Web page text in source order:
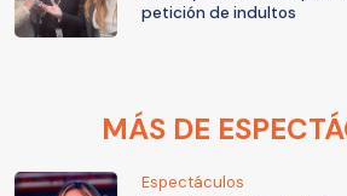
petición de indultos
MÁS DE
Espectáculos